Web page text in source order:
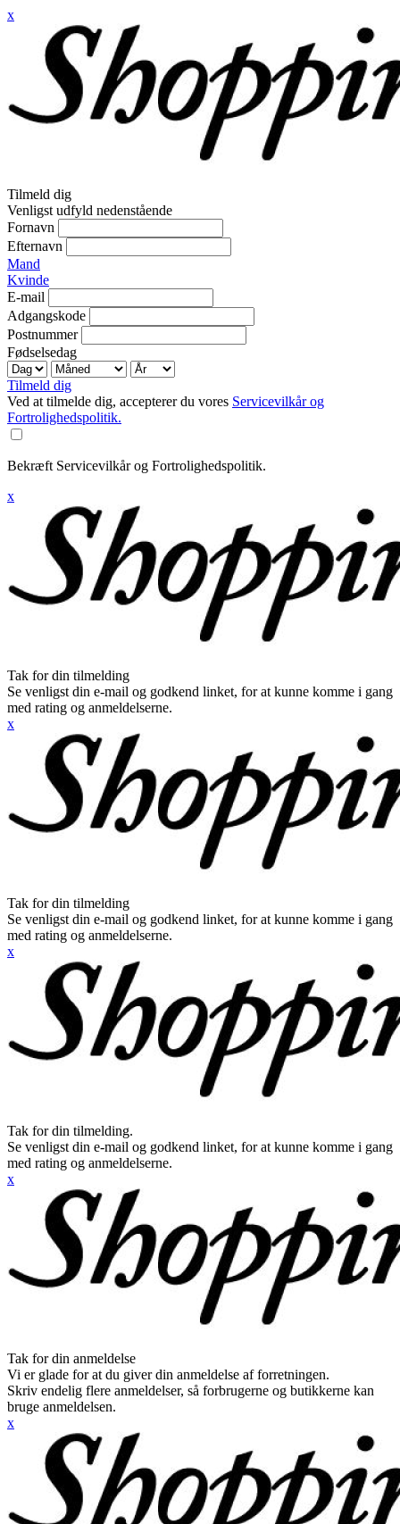
x
Tilmeld dig
Venligst udfyld nedenstående
Fornavn
Efternavn
Mand
Kvinde
E-mail
Adgangskode
Postnummer
Fødselsedag
Tilmeld dig
Ved at tilmelde dig, accepterer du vores Servicevilkår og
Fortrolighedspolitik.
Bekræft Servicevilkår og Fortrolighedspolitik.
x
Tak for din tilmelding
Se venligst din e-mail og godkend linket, for at kunne komme i gang
med rating og anmeldelserne.
x
Tak for din tilmelding
Se venligst din e-mail og godkend linket, for at kunne komme i gang
med rating og anmeldelserne.
x
Tak for din tilmelding.
Se venligst din e-mail og godkend linket, for at kunne komme i gang
med rating og anmeldelserne.
x
Tak for din anmeldelse
Vi er glade for at du giver din anmeldelse af forretningen.
Skriv endelig flere anmeldelser, så forbrugerne og butikkerne kan
bruge anmeldelsen.
x